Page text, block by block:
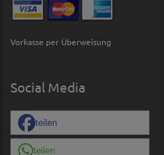
Vorkasse per Überweisung
Social Media
teilen
teilen